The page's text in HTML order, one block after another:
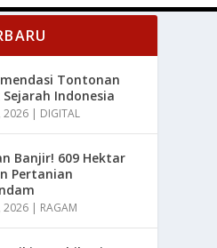
Tontonan
Sejarah Indonesia
2026 | DIGITAL
Banjir! 609 Hektar
Pertanian
2026 | RAGAM